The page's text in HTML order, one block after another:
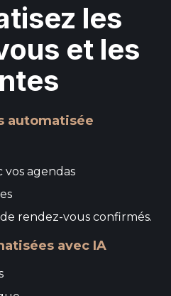
les
et les
automatisée
vos agendas
rendez-vous confirmés.
avec IA